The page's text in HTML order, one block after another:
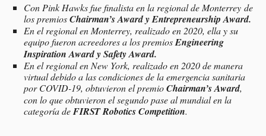
Con Pink Hawks fue finalista en la regional de Monterrey de
los premiosChairman’s Award y Entrepreneurship Award.
En el regional en Monterrey, realizado en 2020, ella y su
equipo fueron acreedores a los premiosEngineering
Inspiration Award y Safety Award.
En el regional en New York, realizado en 2020 de manera
virtual debido a las condiciones de la emergencia sanitaria
por COVID-19, obtuvieron el premioChairman’s Award,
con lo que obtuvieron el segundo pase al mundial en la
categoría deFIRST Robotics Competition.